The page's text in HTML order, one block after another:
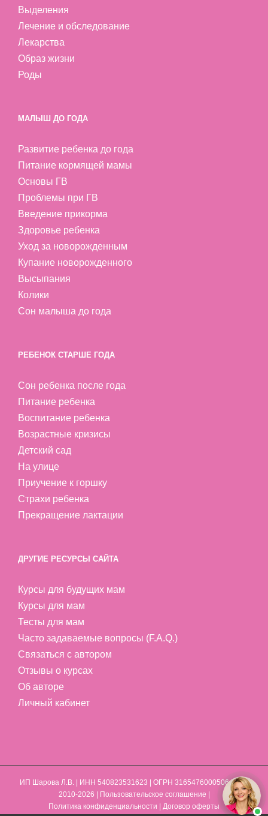
Выделения
Лечение и обследование
Лекарства
Образ жизни
Роды
МАЛЫШ ДО ГОДА
Развитие ребенка до года
Питание кормящей мамы
Основы ГВ
Проблемы при ГВ
Введение прикорма
Здоровье ребенка
Уход за новорожденным
Купание новорожденного
Высыпания
Колики
Сон малыша до года
РЕБЕНОК СТАРШЕ ГОДА
Сон ребенка после года
Питание ребенка
Воспитание ребенка
Возрастные кризисы
Детский сад
На улице
Приучение к горшку
Страхи ребенка
Прекращение лактации
ДРУГИЕ РЕСУРСЫ САЙТА
Курсы для будущих мам
Курсы для мам
Тесты для мам
Часто задаваемые вопросы (F.A.Q.)
Связаться с автором
Отзывы о курсах
Об авторе
Личный кабинет
ИП Шарова Л.В. | ИНН 540823531623 | ОГРН 316547600050641 | ©
2010-2026 |
Пользовательское соглашение
Политика конфиденциальности
Договор оферты